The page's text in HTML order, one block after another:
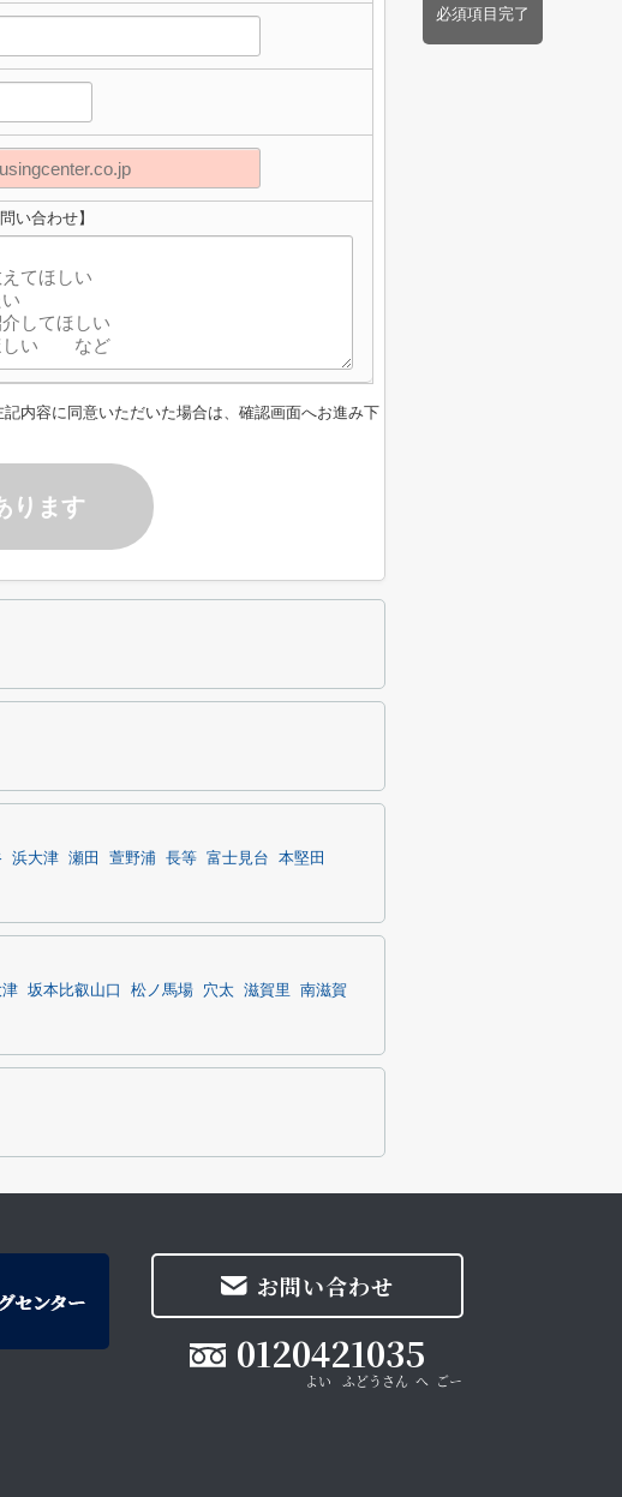
必須項目完了
い合わせ】
内容に同意いただいた場合は、確認画面へお進み下
ります
浜大津 瀬田 萱野浦 長等 富士見台
本堅田
坂本比叡山口 松ノ馬場 穴太 滋賀里
南滋賀
お問い合わせ
0120421035